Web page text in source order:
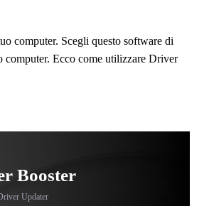
computer. Scegli questo software di
computer. Ecco come utilizzare Driver
Booster
Updater